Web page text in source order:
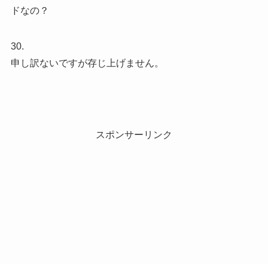
ドなの？
30.
申し訳ないですが存じ上げません。
スポンサーリンク